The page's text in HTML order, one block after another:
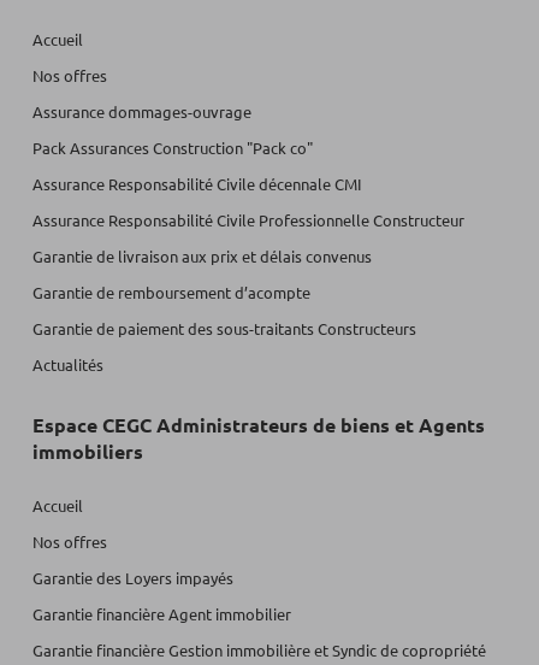
Accueil
Nos offres
Assurance dommages-ouvrage
Pack Assurances Construction "Pack co"
Assurance Responsabilité Civile décennale CMI
Assurance Responsabilité Civile Professionnelle Constructeur
Garantie de livraison aux prix et délais convenus
Garantie de remboursement d’acompte
Garantie de paiement des sous-traitants Constructeurs
Actualités
Espace CEGC Administrateurs de biens et Agents
immobiliers
Accueil
Nos offres
Garantie des Loyers impayés
Garantie financière Agent immobilier
Garantie financière Gestion immobilière et Syndic de copropriété